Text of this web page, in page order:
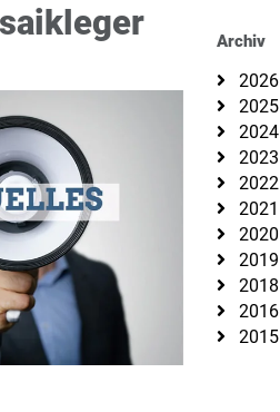
Archiv
2026
2025
2024
2023
2022
2021
2020
2019
2018
2016
2015